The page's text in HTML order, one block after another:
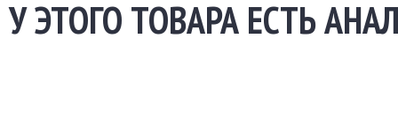
У ЭТОГО ТОВАРА ЕСТЬ